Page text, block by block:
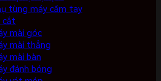
tùng máy cầm tay
cắt
mài góc
mài thẳng
mài bàn
đánh bóng